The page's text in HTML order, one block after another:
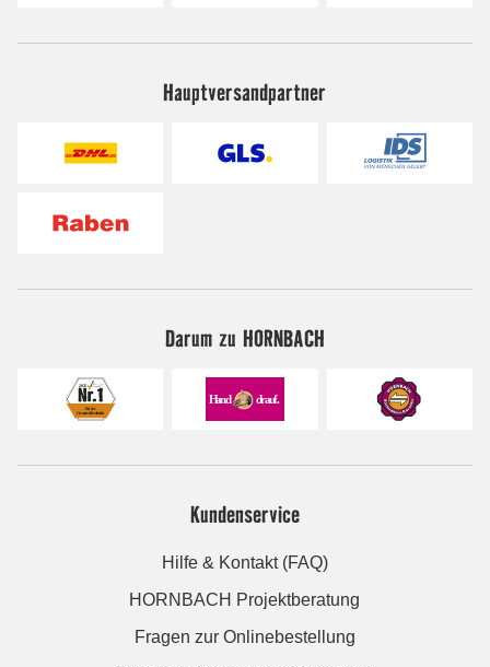
Hauptversandpartner
Darum zu HORNBACH
Kundenservice
Hilfe & Kontakt (FAQ)
HORNBACH Projektberatung
Fragen zur Onlinebestellung